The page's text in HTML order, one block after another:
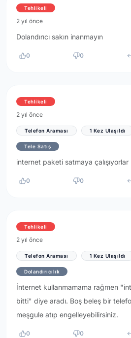
Tehlikeli
2 yıl önce
Dolandırıcı sakın inanmayın
0 0
Tehlikeli
2 yıl önce
Telefon Araması 1 Kez Ulaşıldı
Tele Satış
internet paketi satmaya çalışıyorlar
0 0
Tehlikeli
2 yıl önce
Telefon Araması 1 Kez Ulaşıldı
Dolandırıcılık
İnternet kullanmamama rağmen
bitti" diye aradı. Boş beleş bir
meşgule atıp engelleyebilirsiniz.
0 0